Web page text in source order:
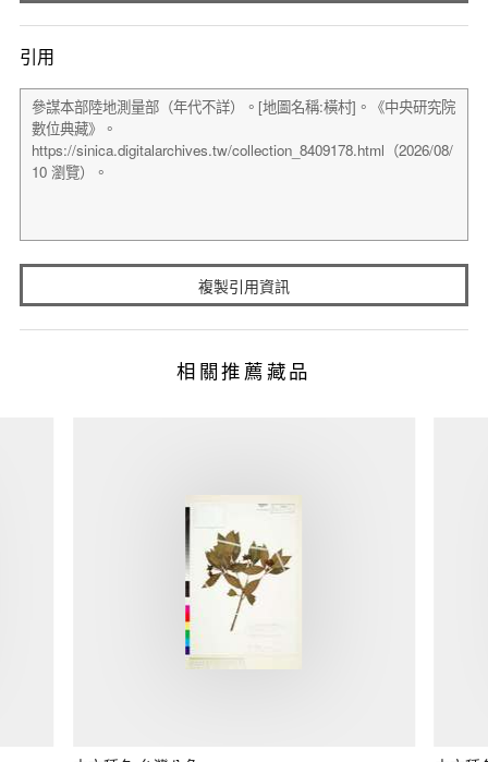
引用
複製引用資訊
相關推薦藏品